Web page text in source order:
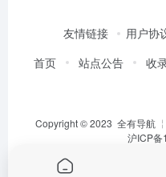
友情链接 用户协
首页
站点公告 收
Copyright © 2023 全有导航 ╎
沪ICP